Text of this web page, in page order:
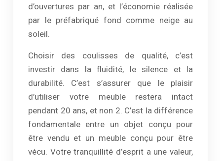
d’ouvertures par an, et l’économie réalisée
par le préfabriqué fond comme neige au
soleil.
Choisir des coulisses de qualité, c’est
investir dans la fluidité, le silence et la
durabilité. C’est s’assurer que le plaisir
d’utiliser votre meuble restera intact
pendant 20 ans, et non 2. C’est la différence
fondamentale entre un objet conçu pour
être vendu et un meuble conçu pour être
vécu. Votre tranquillité d’esprit a une valeur,